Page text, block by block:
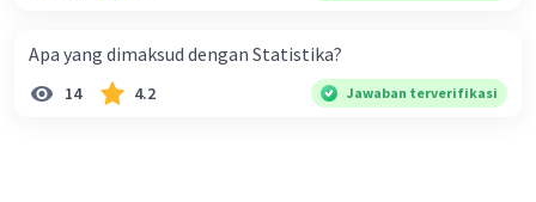
Apa yang dimaksud dengan Statistika?
14 4.2 Jawaban terverifikasi